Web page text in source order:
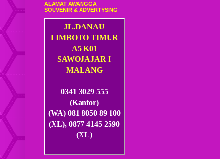
ALAMAT AWANGGA
SOUVENIR & ADVERTYSING
JL.DANAU
LIMBOTO TIMUR
A5 K01
SAWOJAJAR I
MALANG
0341 3029 555
(Kantor)
(WA) 081 8050 89 100
(XL), 0877 4145 2590
(XL)